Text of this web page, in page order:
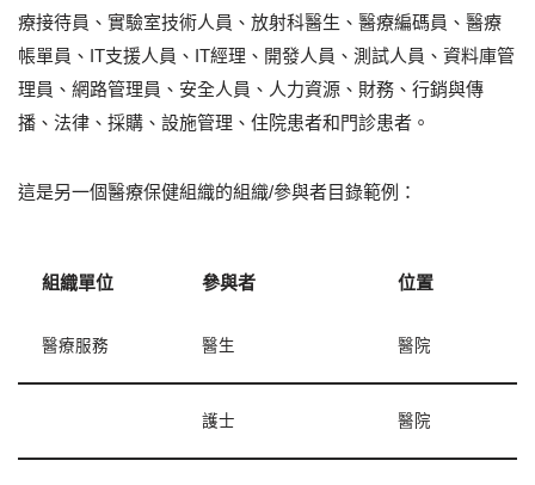
療接待員、實驗室技術人員、放射科醫生、醫療編碼員、醫療
帳單員、IT支援人員、IT經理、開發人員、測試人員、資料庫管
理員、網路管理員、安全人員、人力資源、財務、行銷與傳
播、法律、採購、設施管理、住院患者和門診患者。
這是另一個醫療保健組織的組織/參與者目錄範例：
組織單位 參與者 位置
醫療服務 醫生 醫院
護士 醫院